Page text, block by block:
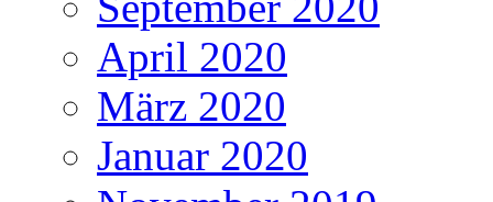
April 2020
März 2020
Januar 2020